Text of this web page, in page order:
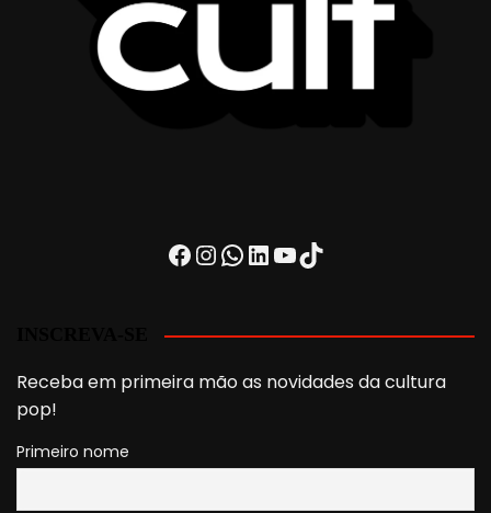
Facebook
Instagram
WhatsApp
LinkedIn
Youtube
TikTok
Receba em primeira mão as novidades da cultura
pop!
Primeiro nome